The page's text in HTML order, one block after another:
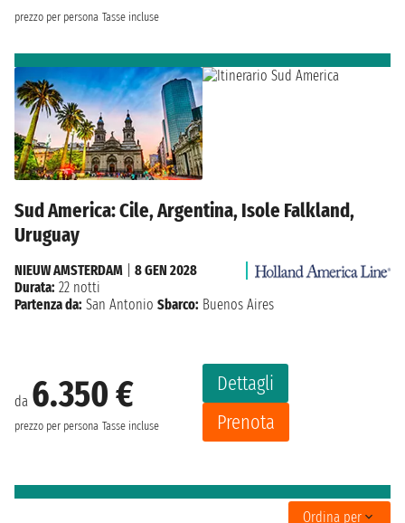
prezzo per persona Tasse incluse
Sud America: Cile, Argentina, Isole Falkland,
Uruguay
da 6.350 €
prezzo per persona Tasse incluse
Dettagli
Prenota
NIEUW AMSTERDAM
8 GEN 2028
Durata: 22 notti
Partenza da: San Antonio Sbarco: Buenos Aires
Ordina per